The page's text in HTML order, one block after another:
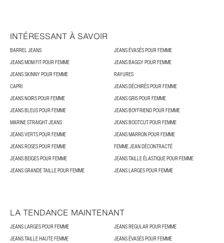
INTÉRESSANT À SAVOIR
BARREL JEANS
JEANS ÉVASÉS POUR FEMME
JEANS MOM FIT POUR FEMME
JEANS BAGGY POUR FEMME
JEANS SKINNY POUR FEMME
RAYURES
CAPRI
JEANS DÉCHIRÉS POUR FEMME
JEANS NOIRS POUR FEMME
JEANS GRIS POUR FEMME
JEANS BLEUS POUR FEMME
JEANS BOYFRIEND POUR FEMME
MARINE STRAIGHT JEANS
JEANS BOOTCUT POUR FEMME
JEANS VERTS POUR FEMME
JEANS MARRON POUR FEMME
JEANS ROSES POUR FEMME
FEMME JEAN DÉCONTRACTÉ
JEANS BEIGES POUR FEMME
JEANS TAILLE ÉLASTIQUE POUR FEMME
JEANS GRANDE TAILLE POUR FEMME
JEANS LARGES POUR FEMME
LA TENDANCE MAINTENANT
JEANS LARGES POUR FEMME
JEANS REGULAR POUR FEMME
JEANS TAILLE HAUTE FEMME
JEANS ÉVASÉS POUR FEMME